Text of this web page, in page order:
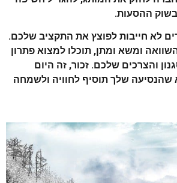
בשוק ההסעות.
לא חייבות לפוצץ את התקציב שלכם.
ומשא ומתן, תוכלו למצוא פתרון
והצרכים שלכם. זכור, זה היום
שהנסיעה שלך תוסיף לחוויה ולשמחה